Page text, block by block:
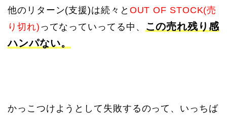
他のリターン(支援)は続々と OUT OF STOCK(売
り切れ) ってなっていってる中、
この売れ残り感
ハンパない。
かっこつけようとして失敗するのって、いっちば